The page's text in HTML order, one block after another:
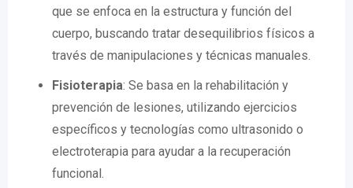
que se enfoca en la estructura y función del
cuerpo, buscando tratar desequilibrios físicos a
través de manipulaciones y técnicas manuales.
Fisioterapia: Se basa en la rehabilitación y
prevención de lesiones, utilizando ejercicios
específicos y tecnologías como ultrasonido o
electroterapia para ayudar a la recuperación
funcional.